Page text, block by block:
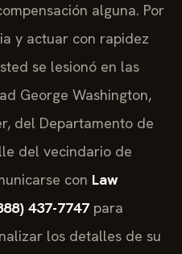
alguna. Por
y actuar con rapidez
se lesionó en las
George Washington,
del Departamento de
del vecindario de
con Law
437-7747 para
los detalles de su